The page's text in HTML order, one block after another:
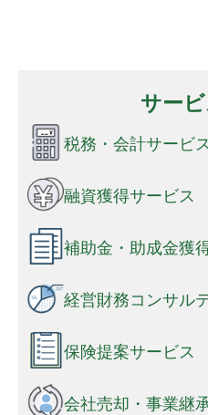
サー
税務・会計サービス
融資獲得サービス
補助金・助成金獲
経営財務コンサル
保険提案サービス
会社売却・事業継